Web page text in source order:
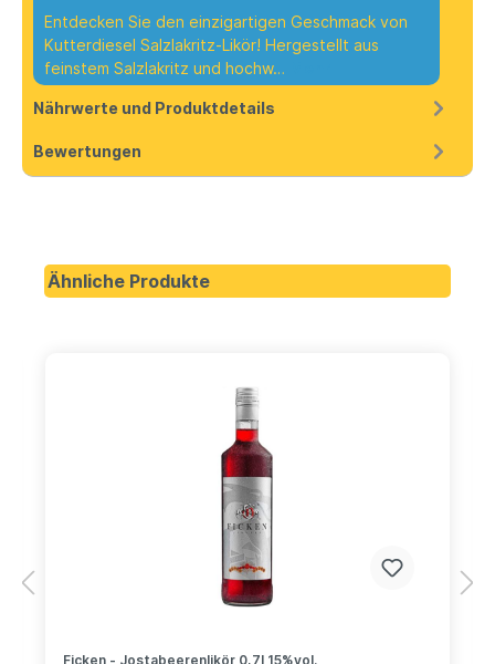
Entdecken Sie den einzigartigen Geschmack von
Kutterdiesel Salzlakritz-Likör! Hergestellt aus
feinstem Salzlakritz und hochw…
Nährwerte und Produktdetails
Bewertungen
Ähnliche Produkte
Ficken - Jostabeerenlikör 0,7l 15%vol.